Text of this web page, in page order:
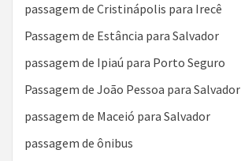
passagem de Cristinápolis para Irecê
Passagem de Estância para Salvador
passagem de Ipiaú para Porto Seguro
Passagem de João Pessoa para Salvador
passagem de Maceió para Salvador
passagem de ônibus